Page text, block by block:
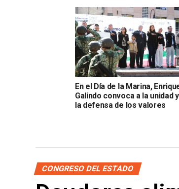
En el Día de la Marina,
Galindo convoca a la unidad
la defensa de los valores
CONGRESO DEL ESTADO